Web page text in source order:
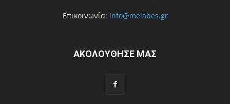
Επικοινωνία: info@melabes.gr
ΑΚΟΛΟΥΘΗΣΕ ΜΑΣ